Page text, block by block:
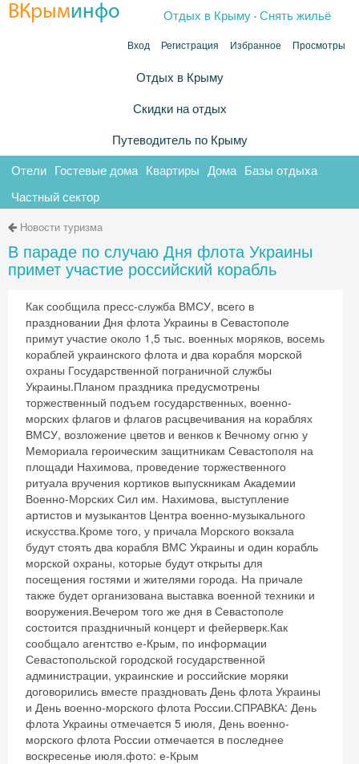
ВКрыминфо Отдых в Крыму .Снять жильё
Вход Регистрация Избранное Просмотры
Отдых в Крыму
Скидки на отдых
Путеводитель по Крыму
Отели Гостевые дома Квартиры Дома Базы отдыха
Частный сектор
Новости туризма
В параде по случаю Дня флота Украины
примет участие российский корабль
Как сообщила пресс-служба ВМСУ, всего в
праздновании Дня флота Украины в Севастополе
примут участие около 1,5 тыс. военных моряков, восемь
кораблей украинского флота и два корабля морской
охраны Государственной пограничной службы
Украины.Планом праздника предусмотрены
торжественный подъем государственных, военно-
морских флагов и флагов расцвечивания на кораблях
ВМСУ, возложение цветов и венков к Вечному огню у
Мемориала героическим защитникам Севастополя на
площади Нахимова, проведение торжественного
ритуала вручения кортиков выпускникам Академии
Военно-Морских Сил им. Нахимова, выступление
артистов и музыкантов Центра военно-музыкального
искусства.Кроме того, у причала Морского вокзала
будут стоять два корабля ВМС Украины и один корабль
морской охраны, которые будут открыты для
посещения гостями и жителями города. На причале
также будет организована выставка военной техники и
вооружения.Вечером того же дня в Севастополе
состоится праздничный концерт и фейерверк.Как
сообщало агентство е-Крым, по информации
Севастопольской городской государственной
администрации, украинские и российские моряки
договорились вместе праздновать День флота Украины
и День военно-морского флота России.СПРАВКА: День
флота Украины отмечается 5 июля, День военно-
морского флота России отмечается в последнее
воскресенье июля.фото: е-Крым